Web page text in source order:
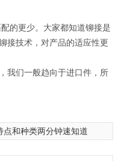
的更少。大家都知道铆接是
接技术，对产品的适应性更
我们一般趋向于进口件，所
点和种类两分钟速知道